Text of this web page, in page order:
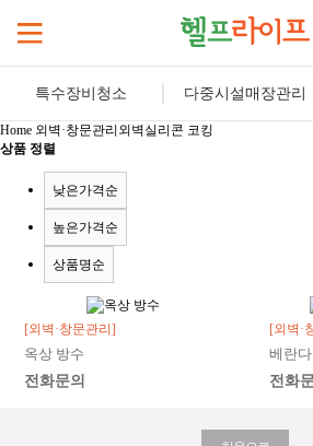
특수장비청소 다중시설매장관리
Home 외벽·창문관리 외벽실리콘 코킹
상품 정렬
낮은가격순
높은가격순
상품명순
[외벽·창문관리]
옥상 방수
전화문의
[외벽·
베란
전화